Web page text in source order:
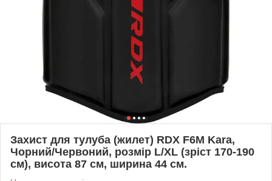
Захист для тулуба (жилет) RDX F6M Kara,
Чорний/Червоний, розмір L/XL (зріст 170-190
см), висота 87 см, ширина 44 см.